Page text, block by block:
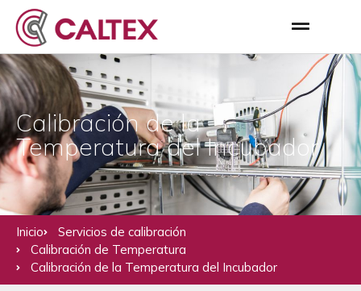
Calibración de la
Temperatura del Incubador
Inicio
Servicios de calibración
Calibración de Temperatura
Calibración de la Temperatura del Incubador